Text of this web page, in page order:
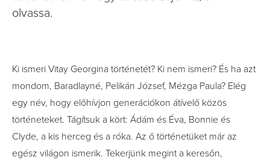
olvassa.
Ki ismeri Vitay Georgina történetét? Ki nem ismeri? És ha azt
mondom, Baradlayné, Pelikán József, Mézga Paula? Elég
egy név, hogy előhívjon generációkon átívelő közös
történeteket. Tágítsuk a kört: Ádám és Éva, Bonnie és
Clyde, a kis herceg és a róka. Az ő történetüket már az
egész világon ismerik. Tekerjünk megint a keresőn,